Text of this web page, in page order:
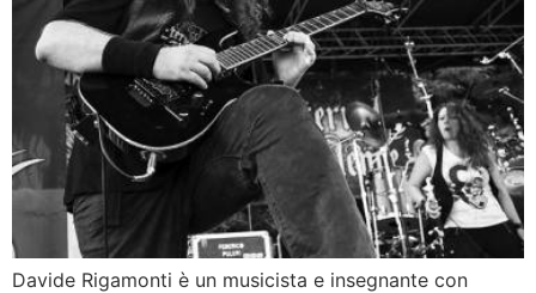
Davide Rigamonti è un musicista e insegnante con